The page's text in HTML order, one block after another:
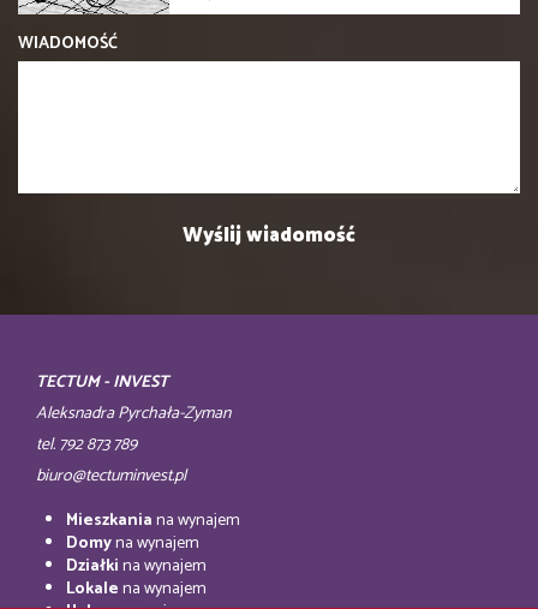
WIADOMOŚĆ
TECTUM - INVEST
Aleksnadra Pyrchała-Zyman
tel. 792 873 789
biuro@tectuminvest.pl
Mieszkaniana wynajem
Domyna wynajem
Działkina wynajem
Lokalena wynajem